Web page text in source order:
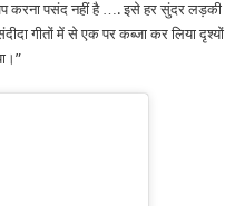
करना पसंद नहीं है …. इसे हर सुंदर लड़की
गीतों में से एक पर कब्जा कर लिया दृश्यों